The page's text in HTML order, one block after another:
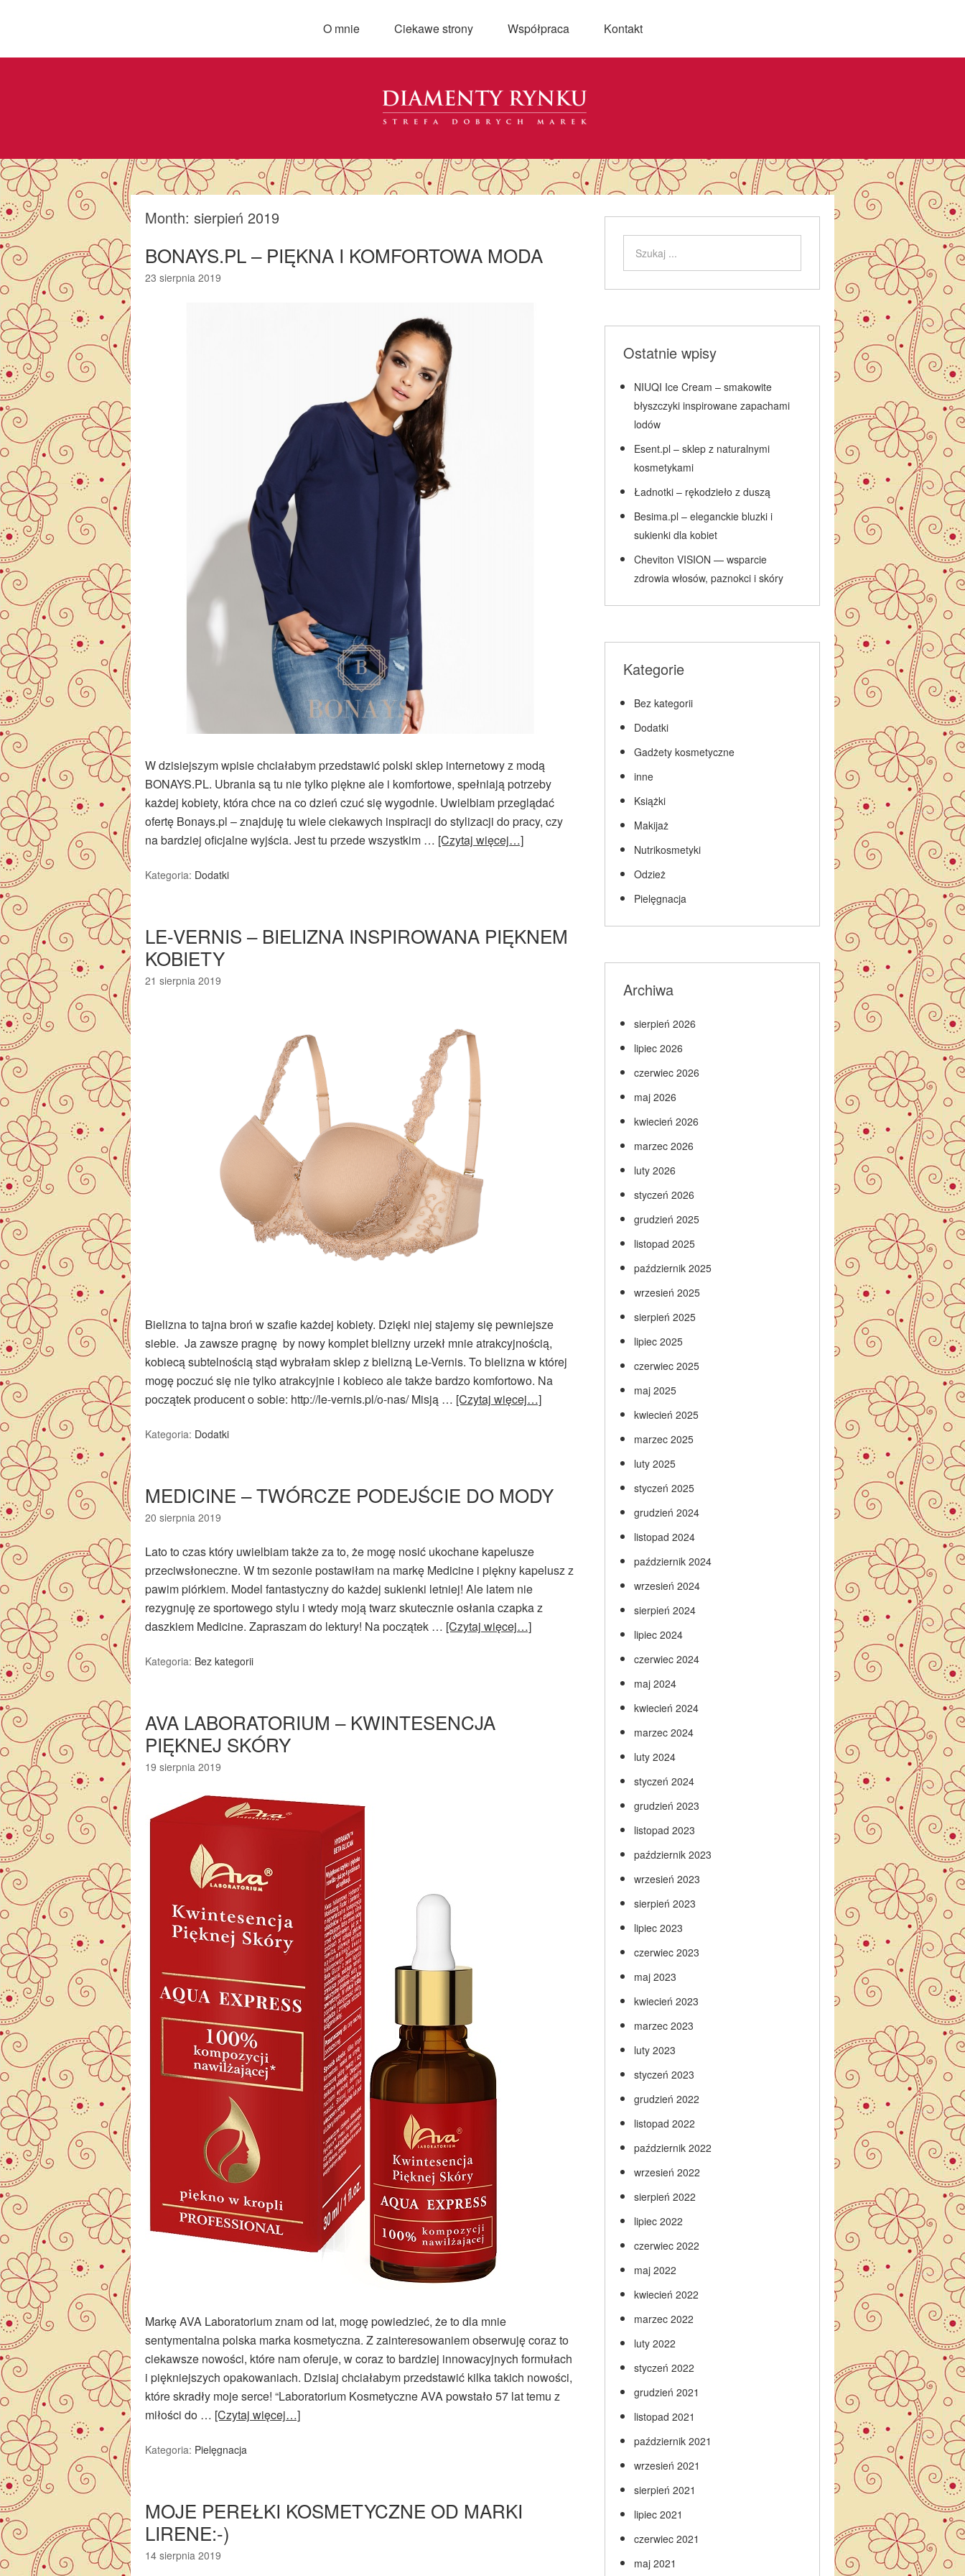
O mnie Ciekawe strony Współpraca Kontakt
Month: sierpień 2019
BONAYS.PL – PIĘKNA I KOMFORTOWA MODA
23 sierpnia 2019
W dzisiejszym wpisie chciałabym przedstawić polski sklep internetowy z modą
BONAYS.PL. Ubrania są tu nie tylko piękne ale i komfortowe, spełniają potrzeby
każdej kobiety, która chce na co dzień czuć się wygodnie. Uwielbiam przeglądać
ofertę Bonays.pl – znajduję tu wiele ciekawych inspiracji do stylizacji do pracy, czy
na bardziej oficjalne wyjścia. Jest tu przede wszystkim … [Czytaj więcej…]
Kategoria: Dodatki
LE-VERNIS – BIELIZNA INSPIROWANA PIĘKNEM
KOBIETY
21 sierpnia 2019
Bielizna to tajna broń w szafie każdej kobiety. Dzięki niej stajemy się pewniejsze
siebie. Ja zawsze pragnę by nowy komplet bielizny urzekł mnie atrakcyjnością,
kobiecą subtelnością stąd wybrałam sklep z bielizną Le-Vernis. To bielizna w której
mogę poczuć się nie tylko atrakcyjnie i kobieco ale także bardzo komfortowo. Na
początek producent o sobie: http://le-vernis.pl/o-nas/ Misją … [Czytaj więcej…]
Kategoria: Dodatki
MEDICINE – TWÓRCZE PODEJŚCIE DO MODY
20 sierpnia 2019
Lato to czas który uwielbiam także za to, że mogę nosić ukochane kapelusze
przeciwsłoneczne. W tm sezonie postawiłam na markę Medicine i piękny kapelusz z
pawim piórkiem. Model fantastyczny do każdej sukienki letniej! Ale latem nie
rezygnuję ze sportowego stylu i wtedy moją twarz skutecznie osłania czapka z
daszkiem Medicine. Zapraszam do lektury! Na początek … [Czytaj więcej…]
Kategoria: Bez kategorii
AVA LABORATORIUM – KWINTESENCJA
PIĘKNEJ SKÓRY
19 sierpnia 2019
Markę AVA Laboratorium znam od lat, mogę powiedzieć, że to dla mnie
sentymentalna polska marka kosmetyczna. Z zainteresowaniem obserwuję coraz to
ciekawsze nowości, które nam oferuje, w coraz to bardziej innowacyjnych formułach
i piękniejszych opakowaniach. Dzisiaj chciałabym przedstawić kilka takich nowości,
które skradły moje serce! “Laboratorium Kosmetyczne AVA powstało 57 lat temu z
miłości do … [Czytaj więcej…]
Kategoria: Pielęgnacja
MOJE PEREŁKI KOSMETYCZNE OD MARKI
LIRENE:-)
14 sierpnia 2019
Ostatnie wpisy
NIUQI Ice Cream – smakowite
błyszczyki inspirowane zapachami
lodów
Esent.pl – sklep z naturalnymi
kosmetykami
Ładnotki – rękodzieło z duszą
Besima.pl – eleganckie bluzki i
sukienki dla kobiet
Cheviton VISION — wsparcie
zdrowia włosów, paznokci i skóry
Kategorie
Bez kategorii
Dodatki
Gadżety kosmetyczne
inne
Książki
Makijaż
Nutrikosmetyki
Odzież
Pielęgnacja
Archiwa
sierpień 2026
lipiec 2026
czerwiec 2026
maj 2026
kwiecień 2026
marzec 2026
luty 2026
styczeń 2026
grudzień 2025
listopad 2025
październik 2025
wrzesień 2025
sierpień 2025
lipiec 2025
czerwiec 2025
maj 2025
kwiecień 2025
marzec 2025
luty 2025
styczeń 2025
grudzień 2024
listopad 2024
październik 2024
wrzesień 2024
sierpień 2024
lipiec 2024
czerwiec 2024
maj 2024
kwiecień 2024
marzec 2024
luty 2024
styczeń 2024
grudzień 2023
listopad 2023
październik 2023
wrzesień 2023
sierpień 2023
lipiec 2023
czerwiec 2023
maj 2023
kwiecień 2023
marzec 2023
luty 2023
styczeń 2023
grudzień 2022
listopad 2022
październik 2022
wrzesień 2022
sierpień 2022
lipiec 2022
czerwiec 2022
maj 2022
kwiecień 2022
marzec 2022
luty 2022
styczeń 2022
grudzień 2021
listopad 2021
październik 2021
wrzesień 2021
sierpień 2021
lipiec 2021
czerwiec 2021
maj 2021